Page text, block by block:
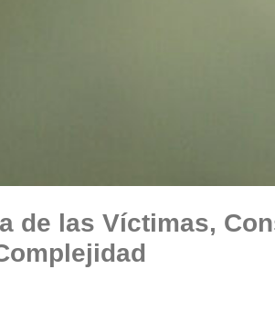
de las Víctimas,